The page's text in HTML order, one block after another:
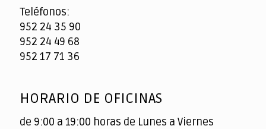
Teléfonos:
952 24 35 90
952 24 49 68
952 17 71 36
HORARIO DE OFICINAS
de 9:00 a 19:00 horas de Lunes a Viernes